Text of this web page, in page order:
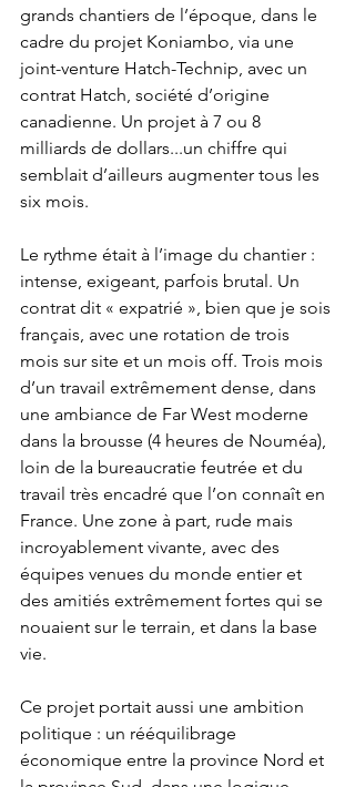
grands chantiers de l’époque, dans le
cadre du projet Koniambo, via une
joint-venture Hatch-Technip, avec un
contrat Hatch, société d’origine
canadienne. Un projet à 7 ou 8
milliards de dollars...un chiffre qui
semblait d’ailleurs augmenter tous les
six mois.
Le rythme était à l’image du chantier :
intense, exigeant, parfois brutal. Un
contrat dit « expatrié », bien que je sois
français, avec une rotation de trois
mois sur site et un mois off. Trois mois
d’un travail extrêmement dense, dans
une ambiance de Far West moderne
dans la brousse (4 heures de Nouméa),
loin de la bureaucratie feutrée et du
travail très encadré que l’on connaît en
France. Une zone à part, rude mais
incroyablement vivante, avec des
équipes venues du monde entier et
des amitiés extrêmement fortes qui se
nouaient sur le terrain, et dans la base
vie.
Ce projet portait aussi une ambition
politique : un rééquilibrage
économique entre la province Nord et